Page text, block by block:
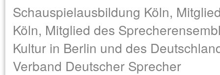
Schauspielausbildung Köln,
Köln, Mitglied des
Kultur in Berlin und des
Verband Deutscher Sprecher